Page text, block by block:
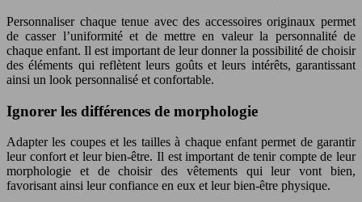
Personnaliser chaque tenue avec des accessoires originaux permet
de casser l’uniformité et de mettre en valeur la personnalité de
chaque enfant. Il est important de leur donner la possibilité de choisir
des éléments qui reflètent leurs goûts et leurs intérêts, garantissant
ainsi un look personnalisé et confortable.
Ignorer les différences de morphologie
Adapter les coupes et les tailles à chaque enfant permet de garantir
leur confort et leur bien-être. Il est important de tenir compte de leur
morphologie et de choisir des vêtements qui leur vont bien,
favorisant ainsi leur confiance en eux et leur bien-être physique.